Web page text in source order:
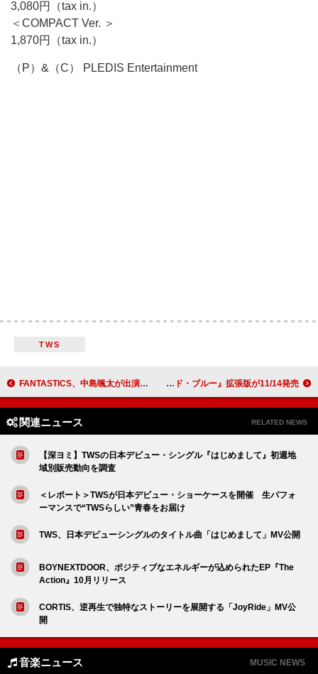
3,080円（tax in.）
＜COMPACT Ver. ＞
1,870円（tax in.）
（P）&（C） PLEDIS Entertainment
TWS
FANTASTICS、中島颯太が出演する映画『ロマンティック・キラー』テーマソング＆初ベストアルバム発売へ ザ・ローリング・ストーンズ、1976年の『ブラック・アンド・ブルー』拡張版が11/14発売
関連ニュース RELATED NEWS
【深ヨミ】TWSの日本デビュー・シングル『はじめまして』初週地
域別販売動向を調査
＜レポート＞TWSが日本デビュー・ショーケースを開催 生パフォ
ーマンスで“TWSらしい”青春をお届け
TWS、日本デビューシングルのタイトル曲「はじめまして」MV公開
BOYNEXTDOOR、ポジティブなエネルギーが込められたEP『The
Action』10月リリース
CORTIS、逆再生で独特なストーリーを展開する「JoyRide」MV公
開
音楽ニュース MUSIC NEWS